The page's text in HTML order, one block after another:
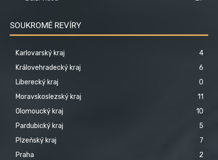
SOUKROMÉ REVÍRY
Karlovarský kraj
4
Královehradecký kraj
6
Liberecký kraj
0
Moravskoslezský kraj
11
Olomoucký kraj
10
Pardubický kraj
5
Plzeňský kraj
7
Praha
2